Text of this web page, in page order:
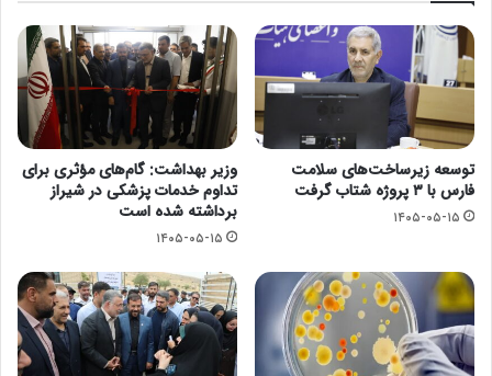
توسعه زیرساخت‌های سلامت
فارس با ۳ پروژه شتاب گرفت
۱۴۰۵-۰۵-۱۵
وزیر بهداشت: گام‌های مؤثری برای
تداوم خدمات پزشکی در شیراز
برداشته شده است
۱۴۰۵-۰۵-۱۵